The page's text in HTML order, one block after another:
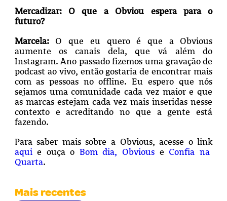
Mercadizar: O que a Obviou espera para o
futuro?
Marcela: O que eu quero é que a Obvious
aumente os canais dela, que vá além do
Instagram. Ano passado fizemos uma gravação de
podcast ao vivo, então gostaria de encontrar mais
com as pessoas no offline. Eu espero que nós
sejamos uma comunidade cada vez maior e que
as marcas estejam cada vez mais inseridas nesse
contexto e acreditando no que a gente está
fazendo.
Para saber mais sobre a Obvious, acesse o link
aqui e ouça o Bom dia, Obvious e Confia na
Quarta.
Mais recentes